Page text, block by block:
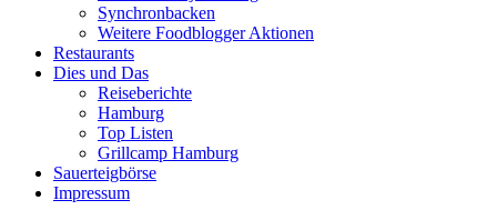
Synchronbacken
Weitere Foodblogger Aktionen
Restaurants
Dies und Das
Reiseberichte
Hamburg
Top Listen
Grillcamp Hamburg
Sauerteigbörse
Impressum